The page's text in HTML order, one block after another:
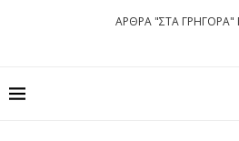
ΑΡΘΡΑ "ΣΤΑ ΓΡΗΓΟΡΑ"